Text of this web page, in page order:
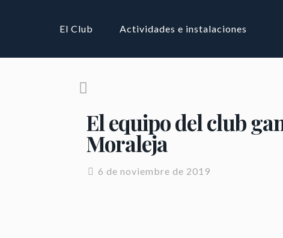
El Club Actividades e instalaciones
El equipo del club
Moraleja
6 de noviembre de 2019